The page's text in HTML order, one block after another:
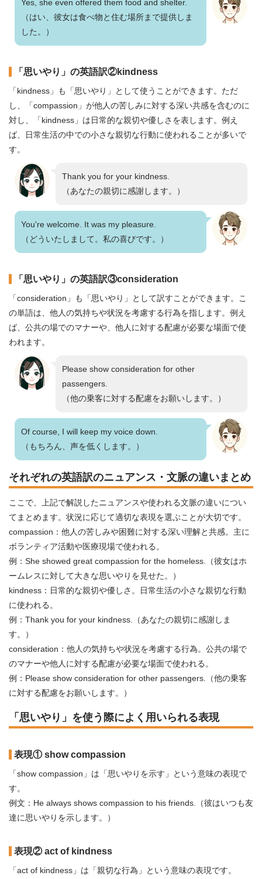
Yes, she even offered them food and shelter.
（はい、彼女は食べ物と住む場所まで提供しま
した。）
「思いやり」の英語訳②kindness
「kindness」も「思いやり」として使うことができます。ただ
し、「compassion」が他人の苦しみに対する深い共感を含むのに
対し、「kindness」は日常的な親切や優しさを表します。例え
ば、日常生活の中での小さな親切な行動に使われることが多いで
す。
Thank you for your kindness.
（あなたの親切に感謝します。）
You're welcome. It was my pleasure.
（どういたしまして。私の喜びです。）
「思いやり」の英語訳③consideration
「consideration」も「思いやり」として訳すことができます。こ
の単語は、他人の気持ちや状況を考慮する行為を指します。例え
ば、公共の場でのマナーや、他人に対する配慮が必要な場面で使
われます。
Please show consideration for other
passengers.
（他の乗客に対する配慮をお願いします。）
Of course, I will keep my voice down.
（もちろん、声を低くします。）
それぞれの英語訳のニュアンス・文脈の違いまとめ
ここで、上記で解説したニュアンスや使われる文脈の違いについ
てまとめます。状況に応じて適切な表現を選ぶことが大切です。
compassion：他人の苦しみや困難に対する深い理解と共感。主に
ボランティア活動や医療現場で使われる。
例：She showed great compassion for the homeless.（彼女はホ
ームレスに対して大きな思いやりを見せた。）
kindness：日常的な親切や優しさ。日常生活の小さな親切な行動
に使われる。
例：Thank you for your kindness.（あなたの親切に感謝しま
す。）
consideration：他人の気持ちや状況を考慮する行為。公共の場で
のマナーや他人に対する配慮が必要な場面で使われる。
例：Please show consideration for other passengers.（他の乗客
に対する配慮をお願いします。）
「思いやり」を使う際によく用いられる表現
表現① show compassion
「show compassion」は「思いやりを示す」という意味の表現で
す。
例文：He always shows compassion to his friends.（彼はいつも友
達に思いやりを示します。）
表現② act of kindness
「act of kindness」は「親切な行為」という意味の表現です。